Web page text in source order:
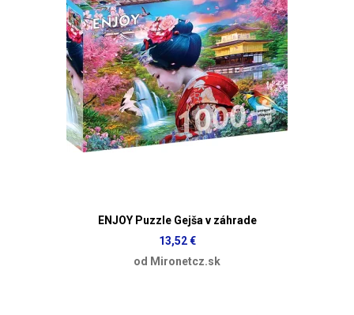
ENJOY Puzzle Gejša v záhrade
13,52 €
od Mironetcz.sk